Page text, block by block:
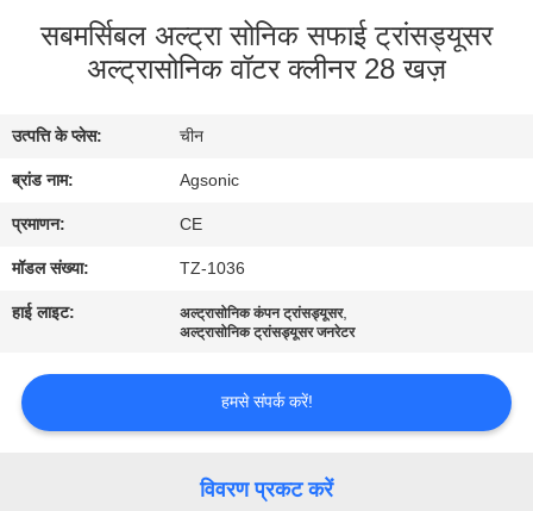
भ्रमण
गुणवत्ता
नियंत्रण
करें
सबमर्सिबल अल्ट्रा सोनिक सफाई ट्रांसड्यूसर
अल्ट्रासोनिक वॉटर क्लीनर 28 खज़
उत्पत्ति के प्लेस: चीन
ब्रांड नाम: Agsonic
प्रमाणन: CE
मॉडल संख्या: TZ-1036
हाई लाइट: अल्ट्रासोनिक कंपन ट्रांसड्यूसर,
अल्ट्रासोनिक ट्रांसड्यूसर जनरेटर
हमसे संपर्क करें!
विवरण प्रकट करें